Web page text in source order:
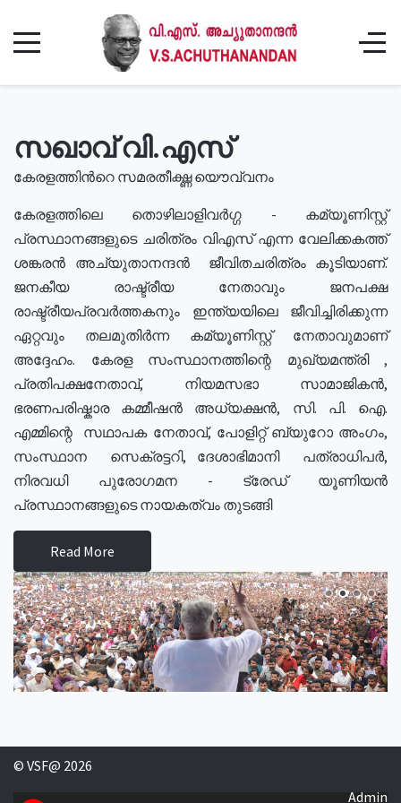
സഖാവ് വി.എസ്
കേരളത്തിൻറെ സമരതീക്ഷ്ണ യൌവ്വനം
കേരളത്തിലെ തൊഴിലാളിവർഗ്ഗ - കമ്യൂണിസ്റ്റ്
പ്രസ്ഥാനങ്ങളുടെ ചരിത്രം വിഎസ് എന്ന വേലിക്കകത്ത്
ശങ്കരൻ അച്യുതാനന്ദൻ ജീവിതചരിത്രം കൂടിയാണ്.
ജനകീയ രാഷ്ട്രീയ നേതാവും ജനപക്ഷ
രാഷ്ട്രീയപ്രവർത്തകനും ഇന്ത്യയിലെ ജീവിച്ചിരിക്കുന്ന
ഏറ്റവും തലമുതിർന്ന കമ്യൂണിസ്റ്റ് നേതാവുമാണ്
അദ്ദേഹം. കേരള സംസ്ഥാനത്തിന്റെ മുഖ്യമന്ത്രി ,
പ്രതിപക്ഷനേതാവ്, നിയമസഭാ സാമാജികൻ,
ഭരണപരിഷ്കാര കമ്മീഷൻ അധ്യക്ഷൻ, സി. പി. ഐ.
എമ്മിന്റെ സഥാപക നേതാവ്, പോളിറ്റ് ബ്യുറോ അംഗം,
സംസ്ഥാന സെക്രട്ടറി, ദേശാഭിമാനി പത്രാധിപർ,
നിരവധി പുരോഗമന - ട്രേഡ് യൂണിയൻ
പ്രസ്ഥാനങ്ങളുടെ നായകത്വം തുടങ്ങി
Read More
© VSF@ 2026
Admin